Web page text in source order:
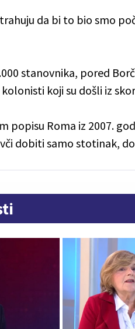
da bi to bio smo
stanovnika, pored
koji su došli iz
popisu Roma iz 2007.
dobiti samo stotinak,